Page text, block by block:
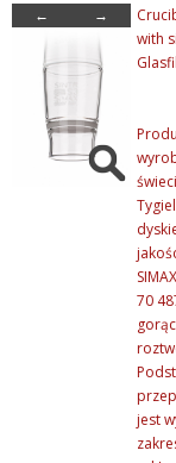
+ Aparaty szklane
+ Butle i butelki
+ Chłodnice i kolumny
+ Detergenty
+ Eksykatory i
+ Fiolki szklane
+ Krystalizatory,
+ Naczynia do
+ Naczynka wagowe
+ Płuczki bez
← →
with
70
jest